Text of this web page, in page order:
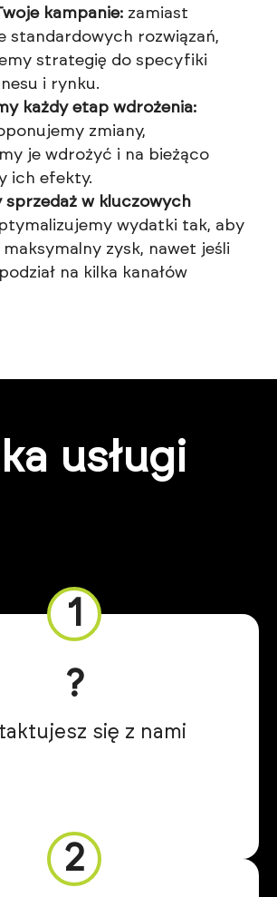
kampanie: zamiast
standardowych rozwiązań,
strategię do specyfiki
i rynku.
każdy etap wdrożenia:
zmiany,
je wdrożyć i na bieżąco
ich efekty.
sprzedaż w kluczowych
wydatki tak, aby
maksymalny zysk, nawet jeśli
na kilka kanałów
usługi
1
?
się z nami
2